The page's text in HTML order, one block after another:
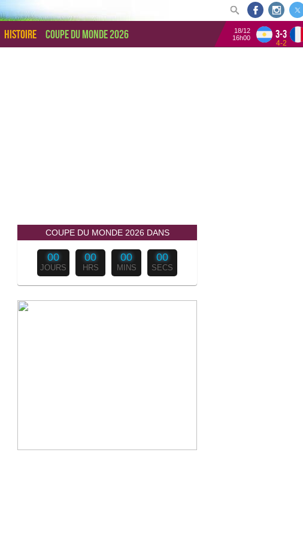
Histoire Coupe du monde 2026
18/12
16h00
3-3
4-2
COUPE DU MONDE 2026 DANS
00
JOURS
00
HRS
00
MINS
00
SECS